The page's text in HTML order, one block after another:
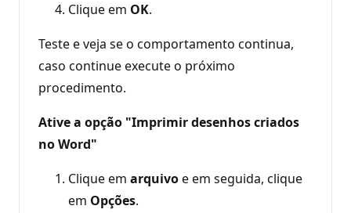
Clique em OK.
Teste e veja se o comportamento continua,
caso continue execute o próximo
procedimento.
Ative a opção "Imprimir desenhos criados
no Word"
Clique em arquivoe em seguida, clique
em Opções.